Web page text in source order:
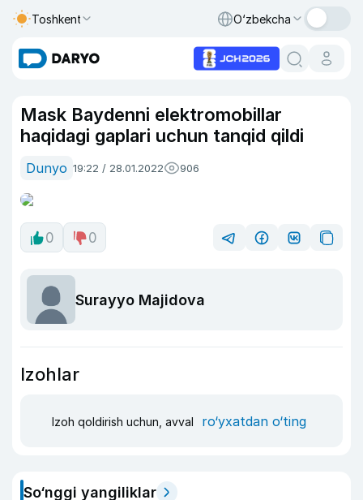
Toshkent O‘zbekcha
Mask Baydenni elektromobillar
haqidagi gaplari uchun tanqid qildi
Dunyo 19:22 / 28.01.2022 906
0 0
Surayyo Majidova
Izohlar
Izoh qoldirish uchun, avval ro‘yxatdan o‘ting
So‘nggi yangiliklar